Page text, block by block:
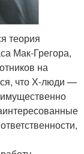
теория
Мак-Грегора,
на
что Х-люди —